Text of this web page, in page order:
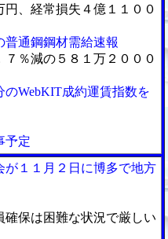
、経常損失４億１１００
普通鋼鋼材需給速報
％減の５８１万２０００
のWebKIT成約運賃指数を
予定
が１１月２日に博多で地方
保は困難な状況で厳しい